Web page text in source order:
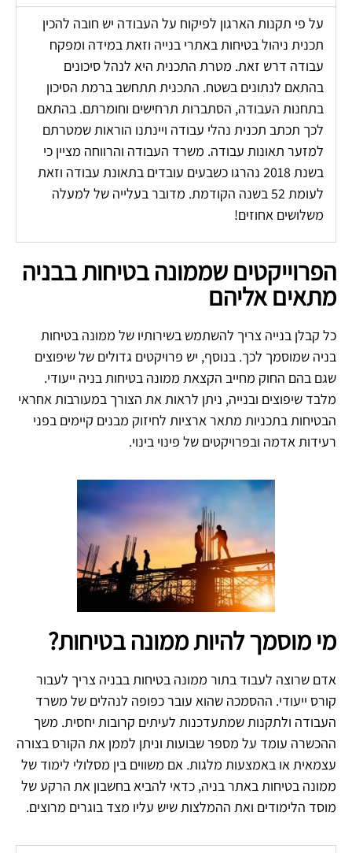
על פי תקנות הארגון לפיקוח על העבודה יש חובה להכין
תכנית ניהול בטיחות באתרי בנייה וזאת במידה ומפקח
עבודה דרש זאת. מטרת התכנית היא לנהל סיכונים
בהתאם לנתונים בשטח. התכנית תתחשב ברמת הסיכון
בתחנות העבודה, הסתברות תרחישים וחומרתם. בהתאם
לכך תכתב תכנית נהלי עבודה ויינתנו הוראות שמטרתם
למזער תאונות עבודה. משרד העבודה והרווחה מציין כי
בשנת 2018 נהרגו כשבעים עובדים בתאונת עבודה וזאת
לעומת 52 בשנה הקודמת. מדובר בעלייה של למעלה
משלושים אחוזים!
הפרוייקטים שממונה בטיחות בבניה
מתאים אליהם
כל קבלן בנייה צריך להשתמש בשירותיו של ממונה בטיחות
בניה שמוסמך לכך. בנוסף, יש פרויקטים גדולים של שיפוצים
שגם בהם החוק מחייב הקצאת ממונה בטיחות בניה ייעודי.
מלבד שיפוצים ובנייה, ניתן לראות את הצורך במעורבות אחראי
הבטיחות בתכניות מתאר ארציות לחיזוק מבנים קיימים בפני
רעידות אדמה ובפרויקטים של פינוי בינוי.
מי מוסמך להיות ממונה בטיחות?
אדם שרוצה לעבוד בתור ממונה בטיחות בבניה צריך לעבור
קורס ייעודי. ההסמכה שהוא עובר כפופה לנהלים של משרד
העבודה ולתקנות שמתעדכנות לעיתים קרובות יחסית. משך
ההכשרה עומד על מספר שבועות וניתן לממן את הקורס בצורה
עצמאית או באמצעות מלגות. אם משווים בין מסלולי לימוד של
ממונה בטיחות באתר בניה, כדאי להביא בחשבון את הרקע של
מוסד הלימודים ואת ההמלצות שיש עליו מצד בוגרים מרוצים.